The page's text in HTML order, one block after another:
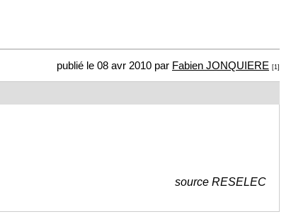
publié le 08 avr 2010 par Fabien JONQUIERE [1]
source RESELEC